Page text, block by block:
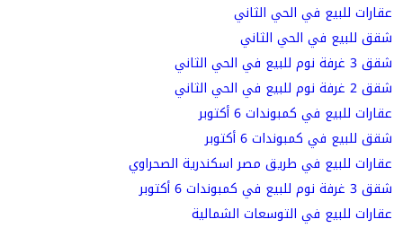
عقارات للبيع في الحي الثاني
شقق للبيع في الحي الثاني
شقق 3 غرفة نوم للبيع في الحي الثاني
شقق 2 غرفة نوم للبيع في الحي الثاني
عقارات للبيع في كمبوندات 6 أكتوبر
شقق للبيع في كمبوندات 6 أكتوبر
عقارات للبيع في طريق مصر اسكندرية الصحراوي
شقق 3 غرفة نوم للبيع في كمبوندات 6 أكتوبر
عقارات للبيع في التوسعات الشمالية